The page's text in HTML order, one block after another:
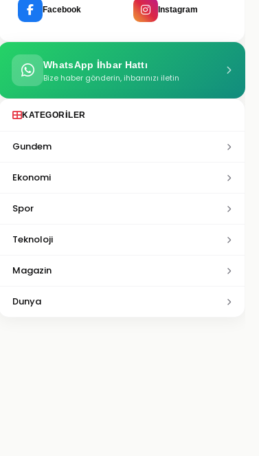
Facebook Instagram
WhatsApp İhbar Hattı
Bize haber gönderin, ihbarınızı iletin
KATEGORILER
Gundem
Ekonomi
Spor
Teknoloji
Magazin
Dunya